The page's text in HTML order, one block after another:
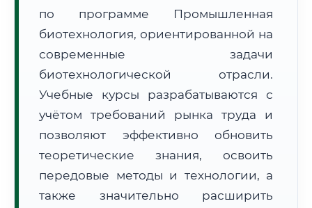
Расчет логистики оригиналов:
~2 799 км
• Экспресс-доставка СДЭК / Почтой:4–6 рабочих дней
📜 Документы и аккредитация ФИС ФРДО
по программе Промышленная
биотехнология, ориентированной на
современные задачи
биотехнологической отрасли.
Учебные курсы разрабатываются с
учётом требований рынка труда и
позволяют эффективно обновить
теоретические знания, освоить
передовые методы и технологии, а
также значительно расширить